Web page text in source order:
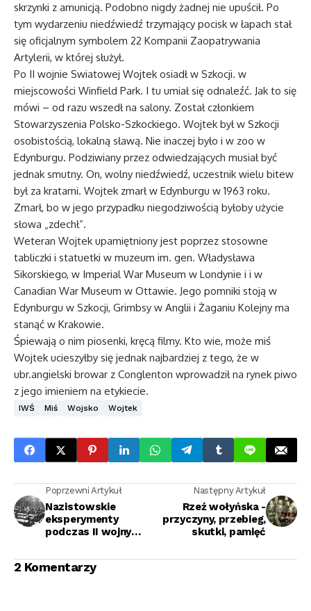
skrzynki z amunicją. Podobno nigdy żadnej nie upuścił. Po
tym wydarzeniu niedźwiedź trzymający pocisk w łapach stał
się oficjalnym symbolem 22 Kompanii Zaopatrywania
Artylerii, w której służył.
Po II wojnie Swiatowej Wojtek osiadł w Szkocji. w
miejscowości Winfield Park. I tu umiał się odnaleźć. Jak to się
mówi – od razu wszedł na salony. Został członkiem
Stowarzyszenia Polsko-Szkockiego. Wojtek był w Szkocji
osobistością, lokalną sławą. Nie inaczej było i w zoo w
Edynburgu. Podziwiany przez odwiedzających musiał być
jednak smutny. On, wolny niedźwiedź, uczestnik wielu bitew
był za kratami. Wojtek zmarł w Edynburgu w 1963 roku.
Zmarł, bo w jego przypadku niegodziwością byłoby użycie
słowa „zdechł”.
Weteran Wojtek upamiętniony jest poprzez stosowne
tabliczki i statuetki w muzeum im. gen. Władysława
Sikorskiego, w Imperial War Museum w Londynie i i w
Canadian War Museum w Ottawie. Jego pomniki stoją w
Edynburgu w Szkocji, Grimbsy w Anglii i Żaganiu Kolejny ma
stanąć w Krakowie.
Śpiewają o nim piosenki, kręcą filmy. Kto wie, może miś
Wojtek ucieszyłby się jednak najbardziej z tego, że w
ubr.angielski browar z Conglenton wprowadził na rynek piwo
z jego imieniem na etykiecie.
IWŚ Miś Wojsko Wojtek
Poprzewni Artykuł
Nazistowskie
eksperymenty
podczas II wojny
Następny Artykuł
Rzeź wołyńska -
przyczyny, przebieg,
skutki, pamięć
2 Komentarzy